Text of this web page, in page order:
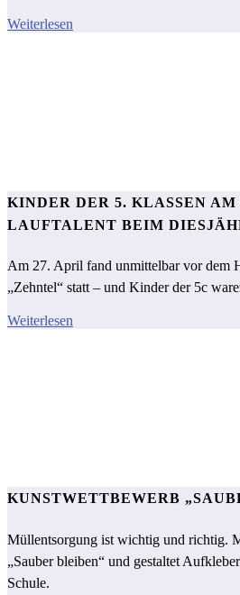
Weiterlesen
KINDER DER 5. KLASSEN
LAUFTALENT BEIM
Am 27. April fand unmittelbar vor dem
„Zehntel“ statt – und Kinder der 5c
Weiterlesen
KUNSTWETTBEWERB
Müllentsorgung ist wichtig und richtig.
„Sauber bleiben“ und gestaltet
Schule.